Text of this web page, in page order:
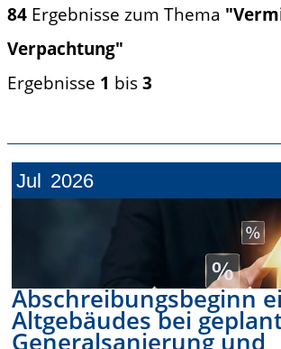
84 Ergebnisse zum Thema
Verpachtung"
Ergebnisse 1 bis3
Jul 2026
Abschreibungsbeginn
Altgebäudes bei
Generalsanierung und